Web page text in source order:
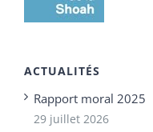
ACTUALITÉS
Rapport moral 2025
29 juillet 2026